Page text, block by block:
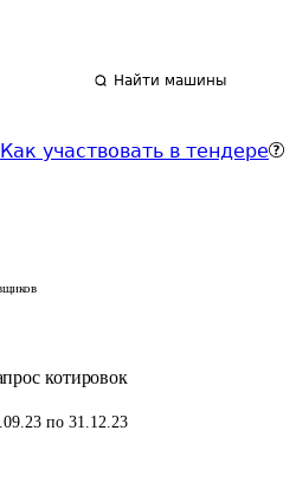
Найти машины
Как участвовать в тендере
котировок
по 31.12.23